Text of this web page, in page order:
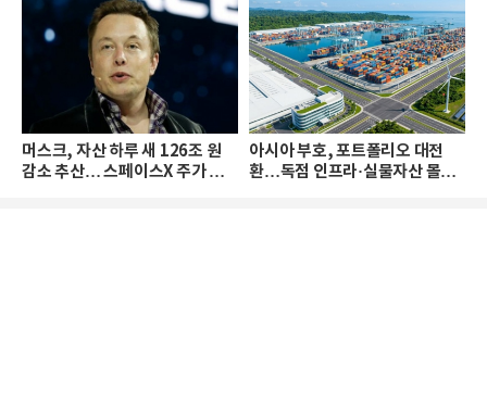
머스크, 자산 하루 새 126조 원
감소 추산… 스페이스X 주가 하
아시아 부호, 포트폴리오 대전
환…독점 인프라·실물자산 몰린